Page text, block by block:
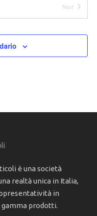
Next
è una società
realtà unica in Italia,
in
prodotti.